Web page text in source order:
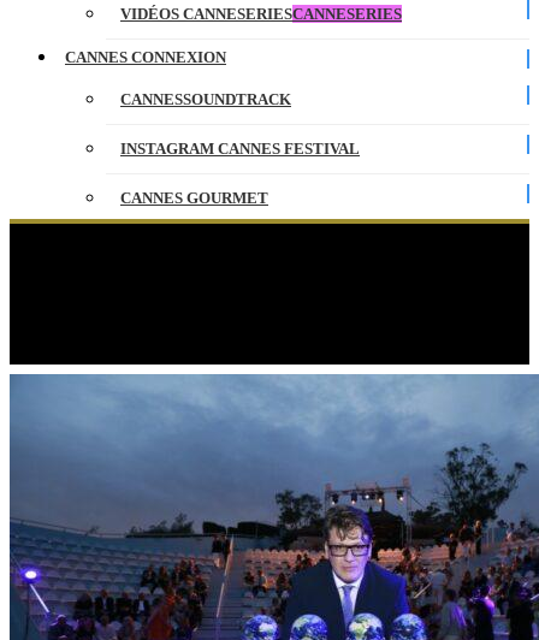
VIDÉOS CANNESERIESCANNESERIES
CANNES CONNEXION
CANNESSOUNDTRACK
INSTAGRAM CANNES FESTIVAL
CANNES GOURMET